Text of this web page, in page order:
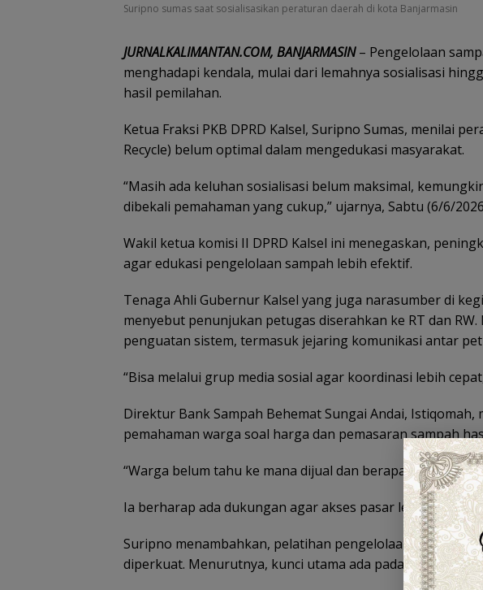
Suripno sumas saat sosialisasikan peraturan daerah di kota Banjarmasin
JURNALKALIMANTAN.COM, BANJARMASIN– Pengelolaan
menghadapi kendala, mulai dari lemahnya sosialisasi
hasil pemilahan.
Ketua Fraksi PKB DPRD Kalsel, Suripno Sumas, menilai
Recycle) belum optimal dalam mengedukasi masyarakat.
“Masih ada keluhan sosialisasi belum maksimal,
dibekali pemahaman yang cukup,” ujarnya, Sabtu (6/6/
Wakil ketua komisi II DPRD Kalsel ini menegaskan,
agar edukasi pengelolaan sampah lebih efektif.
Tenaga Ahli Gubernur Kalsel yang juga narasumber di
menyebut penunjukan petugas diserahkan ke RT dan
penguatan sistem, termasuk jejaring komunikasi antar
“Bisa melalui grup media sosial agar koordinasi lebih
Direktur Bank Sampah Behemat Sungai Andai,
pemahaman warga soal harga dan pemasaran sampah
“Warga belum tahu ke mana dijual dan berapa nilainya,”
Ia berharap ada dukungan agar akses pasar lebih jelas
Suripno menambahkan, pelatihan pengelolaan sampah,
diperkuat. Menurutnya, kunci utama ada pada pemilahan